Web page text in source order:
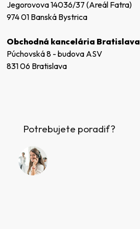
Jegorovova 14036/37 (Areál Fatra)
974 01 Banská Bystrica
Obchodná kancelária Bratislava
Púchovská 8 - budova ASV
831 06 Bratislava
Potrebujete poradiť?